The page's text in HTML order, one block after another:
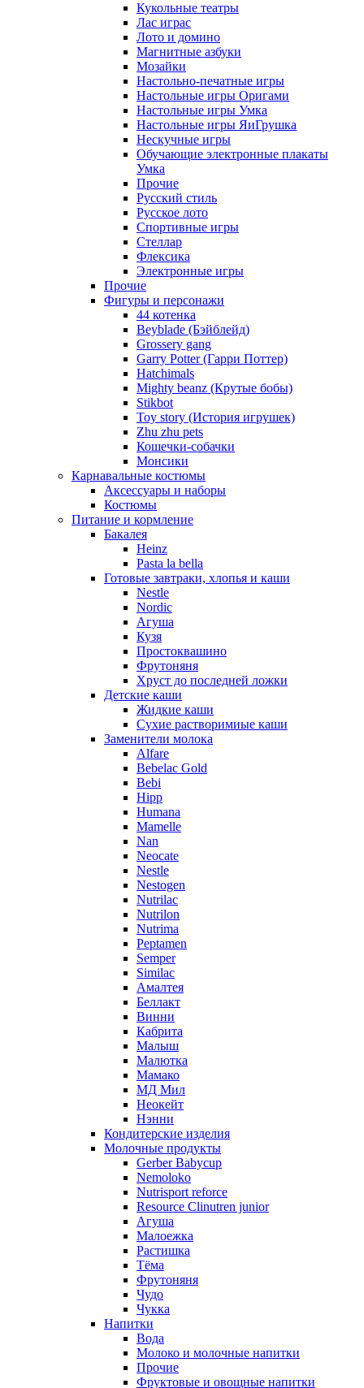
Кукольные театры
Лас играс
Лото и домино
Магнитные азбуки
Мозайки
Настольно-печатные игры
Настольные игры Оригами
Настольные игры Умка
Настольные игры ЯиГрушка
Нескучные игры
Обучающие электронные плакаты
Умка
Прочие
Русский стиль
Русское лото
Спортивные игры
Стеллар
Флексика
Электронные игры
Прочие
Фигуры и персонажи
44 котенка
Beyblade (Бэйблейд)
Grossery gang
Garry Potter (Гарри Поттер)
Hatchimals
Mighty beanz (Крутые бобы)
Stikbot
Toy story (История игрушек)
Zhu zhu pets
Кошечки-собачки
Монсики
Карнавальные костюмы
Аксессуары и наборы
Костюмы
Питание и кормление
Бакалея
Heinz
Pasta la bella
Готовые завтраки, хлопья и каши
Nestle
Nordic
Агуша
Кузя
Простоквашино
Фрутоняня
Хруст до последней ложки
Детские каши
Жидкие каши
Сухие растворимиые каши
Заменители молока
Alfare
Bebelac Gold
Bebi
Hipp
Humana
Mamelle
Nan
Neocate
Nestle
Nestogen
Nutrilac
Nutrilon
Nutrima
Peptamen
Semper
Similac
Амалтея
Беллакт
Винни
Кабрита
Малыш
Малютка
Мамако
МД Мил
Неокейт
Нэнни
Кондитерские изделия
Молочные продукты
Gerber Babycup
Nemoloko
Nutrisport reforce
Resource Clinutren junior
Агуша
Малоежка
Растишка
Тёма
Фрутоняня
Чудо
Чукка
Напитки
Вода
Молоко и молочные напитки
Прочие
Фруктовые и овощные напитки